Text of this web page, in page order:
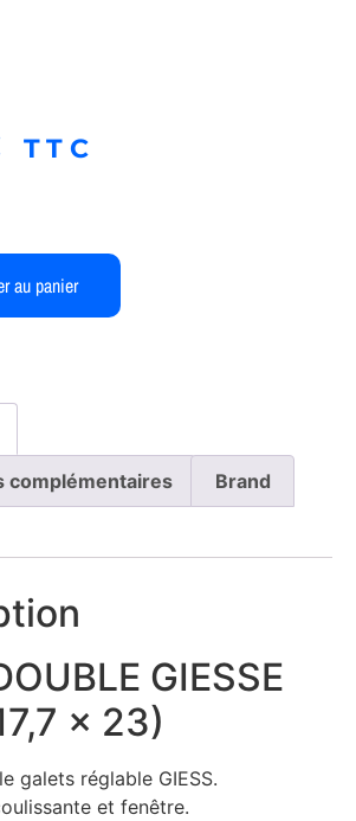
TTC
au panier
complémentaires Brand
GIESSE
x 23)
galets réglable GIESS.
et fenêtre.